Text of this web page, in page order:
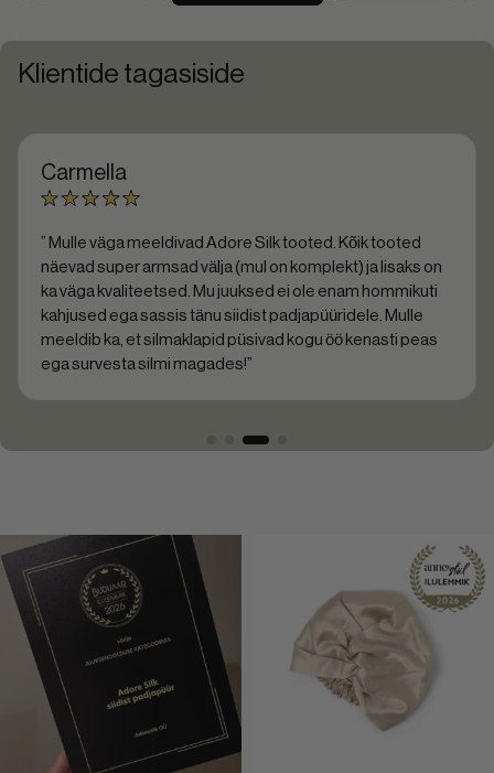
Klientide tagasiside
Kaisa
” Vaieldamatult minu lemmik patsikumm ja pole enam
nõus teisi kandma! Pehme juustele, näeb ilus välja ja
mugav kanda ka käe ümber, et oleks vajadusel kohe
olemas patsi tegemiseks. “